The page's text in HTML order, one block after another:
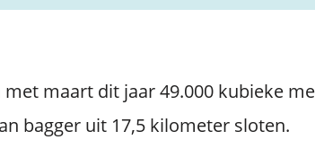
maart dit jaar 49.000 kubieke
bagger uit 17,5 kilometer sloten.